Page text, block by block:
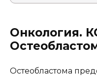
Онкология.
Остеобластома